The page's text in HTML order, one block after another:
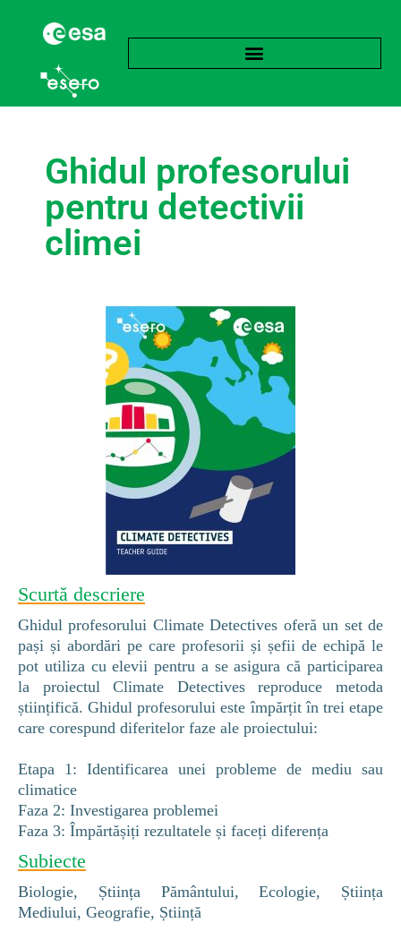
Ghidul profesorului
pentru detectivii
climei
Scurtă descriere
Ghidul profesorului Climate Detectives oferă un set de
pași și abordări pe care profesorii și șefii de echipă le
pot utiliza cu elevii pentru a se asigura că participarea
la proiectul Climate Detectives reproduce metoda
științifică. Ghidul profesorului este împărțit în trei etape
care corespund diferitelor faze ale proiectului:
Etapa 1: Identificarea unei probleme de mediu sau
climatice
Faza 2: Investigarea problemei
Faza 3: Împărtășiți rezultatele și faceți diferența
Subiecte
Biologie, Știința Pământului, Ecologie, Știința
Mediului, Geografie, Știință